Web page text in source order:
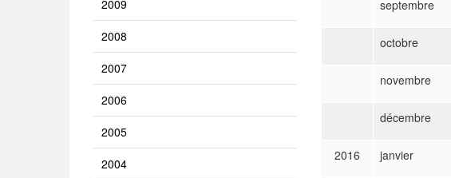
2009
2008
2007
2006
2005
2004
septembre
octobre
novembre
décembre
2016 janvier